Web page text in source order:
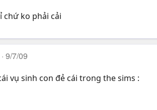
chứ ko phải cải
9/7/09
vụ sinh con đẻ cái trong the sims :